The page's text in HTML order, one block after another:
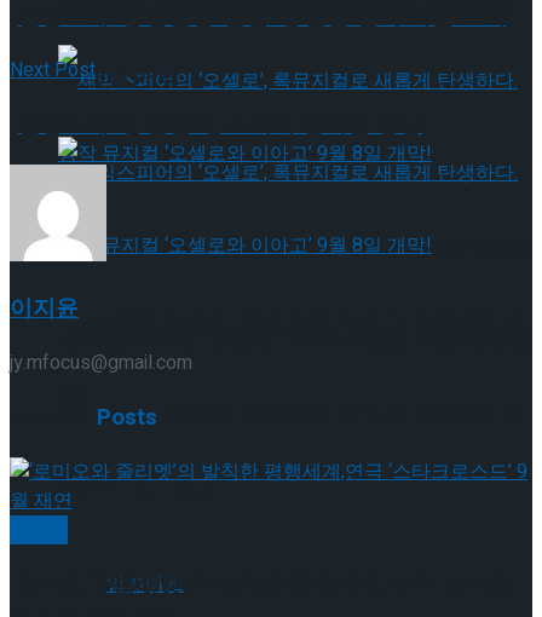
셰익스피어의 ‘오셀로’, 록뮤지컬로 새롭게 탄생
하다.창작 뮤지컬 ‘오셀로와 이아고’ 9월 8일 개
Trending Tags
앙케이트
트’ 9월 개막
하다.창작 뮤지컬 ‘오셀로와 이아고’ 9월 8일 개
막!
Trending Tags
Next Post
[현장스케치] 김환희, 소피의 행복한 상상
이지윤
jy.mfocus@gmail.com
Posts
‘로미오와 줄리엣’의 발칙한 평행세계,연극 ‘스타크